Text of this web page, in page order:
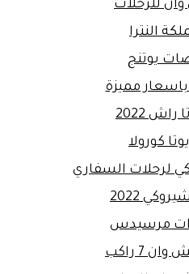
للرحلات
النترا
يوتنج
باسعار مميزة
راش 2022
كورولا
لرحلات السفاري
2022
مرسيدس
7 راكب